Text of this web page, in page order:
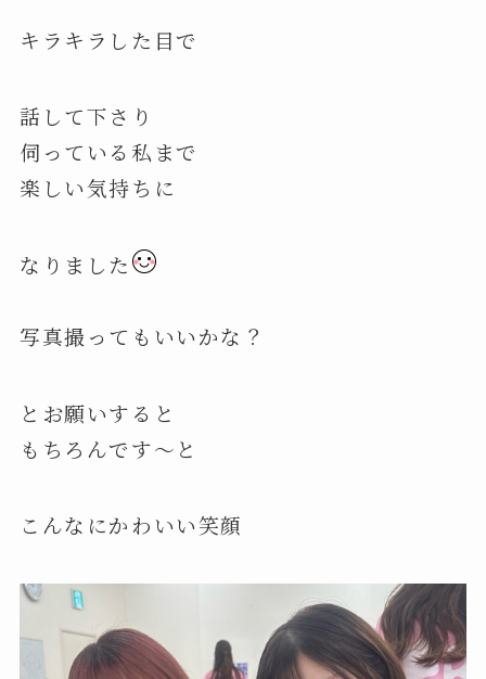
キラキラした目で
話して下さり
伺っている私まで
楽しい気持ちに
なりました
写真撮ってもいいかな？
とお願いすると
もちろんです〜と
こんなにかわいい笑顔